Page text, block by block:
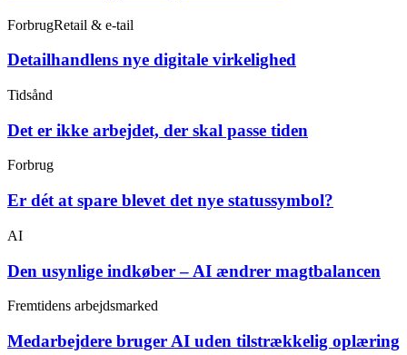
ForbrugRetail & e-tail
Detailhandlens nye digitale virkelighed
Tidsånd
Det er ikke arbejdet, der skal passe tiden
Forbrug
Er dét at spare blevet det nye statussymbol?
AI
Den usynlige indkøber – AI ændrer magtbalancen
Fremtidens arbejdsmarked
Medarbejdere bruger AI uden tilstrækkelig oplæring